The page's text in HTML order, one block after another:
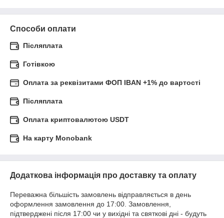
Способи оплати
Післяплата
Готівкою
Оплата за реквізитами ФОП IBAN +1% до вартості
Післяплата
Оплата криптовалютою USDT
На карту Monobank
Додаткова інформація про доставку та оплату
Переважна більшість замовлень відправляється в день
оформлення замовлення до 17:00. Замовлення,
підтверджені після 17:00 чи у вихідні та святкові дні - будуть